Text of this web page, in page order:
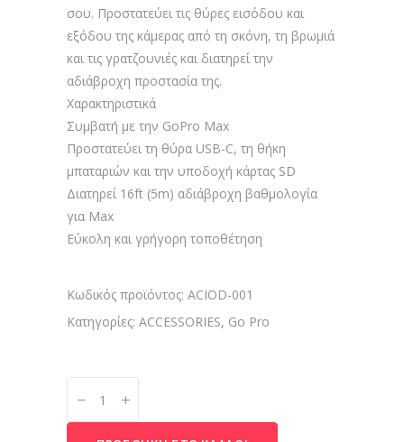
σου. Προστατεύει τις θύρες εισόδου και
εξόδου της κάμερας από τη σκόνη, τη βρωμιά
και τις γρατζουνιές και διατηρεί την
αδιάβροχη προστασία της.
Χαρακτηριστικά
Συμβατή με την GoPro Max
Προστατεύει τη θύρα USB-C, τη θήκη
μπαταριών και την υποδοχή κάρτας SD
Διατηρεί 16ft (5m) αδιάβροχη βαθμολογία
για Max
Εύκολη και γρήγορη τοποθέτηση
Κωδικός προϊόντος: ACIOD-001
Κατηγορίες: ACCESSORIES, Go Pro
Replacement